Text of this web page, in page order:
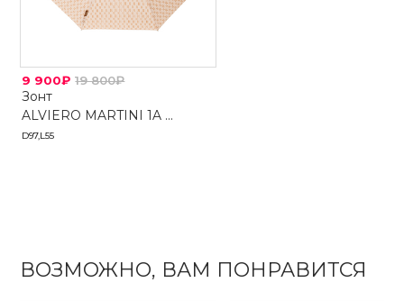
9 900₽ 19 800₽
Зонт
ALVIERO MARTINI 1A ...
D97,L55
ВОЗМОЖНО, ВАМ ПОНРАВИТСЯ